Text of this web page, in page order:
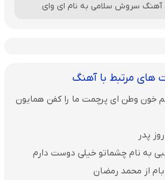
آهنگ سروش سلامی به نام ای وای
های مرتبط با آهنگ
خون وطن ای پرچمت ما را کفن همایون
پدر
به نام چشماتو خیلی دوست دارم
از محمد رمضان